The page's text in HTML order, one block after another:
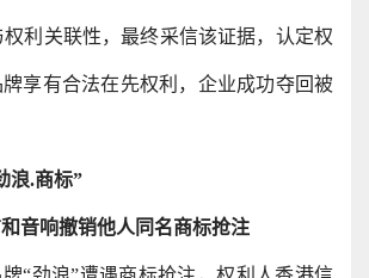
利关联性，最终采信该证据，认定权
牌享有合法在先权利，企业成功夺回被
浪.商标”
音响撤销他人同名商标抢注